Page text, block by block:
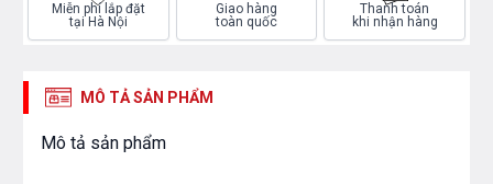
Miễn phí lắp đặt
tại Hà Nội
Giao hàng
toàn quốc
Thanh toán
khi nhận hàng
MÔ TẢ SẢN PHẨM
Mô tả sản phẩm